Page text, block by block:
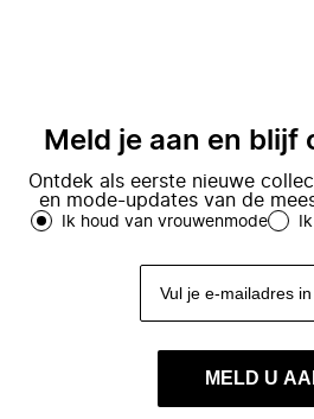
Meld je aan en blijf
Ontdek als eerste nieuwe
en mode-updates van de
Ik houd van vrouwenmode
MELD U